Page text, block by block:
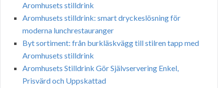
Aromhusets stilldrink
Aromhusets stilldrink: smart dryckeslösning för
moderna lunchrestauranger
Byt sortiment: från burkläskvägg till stilren tapp med
Aromhusets stilldrink
Aromhusets Stilldrink Gör Självservering Enkel,
Prisvärd och Uppskattad